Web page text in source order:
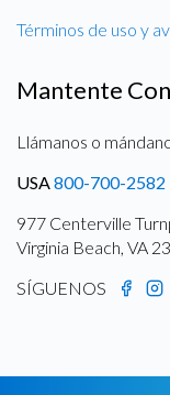
Términos de uso y
Mantente
Llámanos o
USA800-700-2582
977 Centerville
Virginia Beach, VA
SÍGUENOS